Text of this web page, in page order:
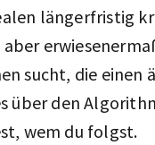
längerfristig
sucht, die einen
über den
wem du folgst.